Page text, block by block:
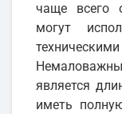
чаще всего
могут
является
иметь